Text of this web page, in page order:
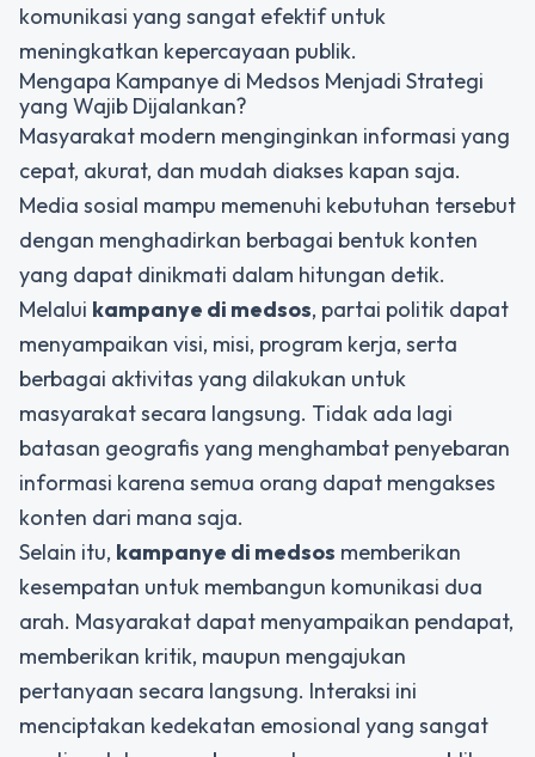
komunikasi yang sangat efektif untuk
meningkatkan kepercayaan publik.
Mengapa Kampanye di Medsos Menjadi Strategi
yang Wajib Dijalankan?
Masyarakat modern menginginkan informasi yang
cepat, akurat, dan mudah diakses kapan saja.
Media sosial mampu memenuhi kebutuhan tersebut
dengan menghadirkan berbagai bentuk konten
yang dapat dinikmati dalam hitungan detik.
Melalui kampanye di medsos, partai politik dapat
menyampaikan visi, misi, program kerja, serta
berbagai aktivitas yang dilakukan untuk
masyarakat secara langsung. Tidak ada lagi
batasan geografis yang menghambat penyebaran
informasi karena semua orang dapat mengakses
konten dari mana saja.
Selain itu, kampanye di medsos memberikan
kesempatan untuk membangun komunikasi dua
arah. Masyarakat dapat menyampaikan pendapat,
memberikan kritik, maupun mengajukan
pertanyaan secara langsung. Interaksi ini
menciptakan kedekatan emosional yang sangat